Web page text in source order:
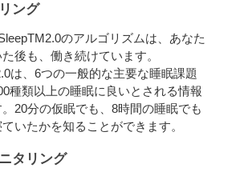
ング
のアルゴリズムは、あなた
後も、働き続けています。
は、6つの一般的な主要な睡眠課題
種類以上の睡眠に良いとされる情報
20分の仮眠でも、8時間の睡眠でも
いたかを知ることができます。
タリング